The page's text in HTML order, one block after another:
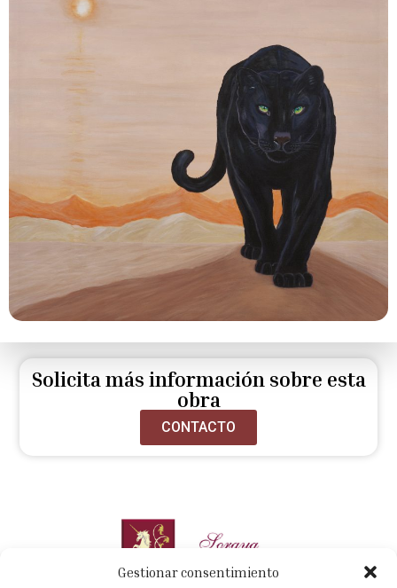
Gestionar consentimiento
Solicita más información sobre esta
obra
CONTACTO